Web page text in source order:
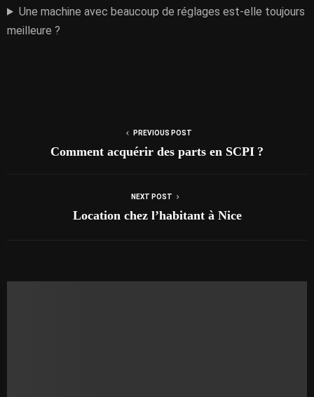
Une machine avec beaucoup de réglages est-elle toujours
meilleure ?
PREVIOUS POST
Comment acquérir des parts en SCPI ?
NEXT POST
Location chez l’habitant à Nice